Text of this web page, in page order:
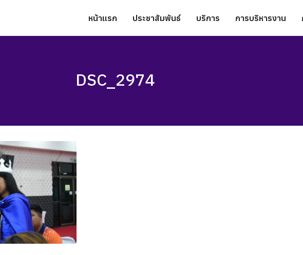
หน้าแรก ประชาสัมพันธ์ บริการ การบริหารงาน
DSC_2974